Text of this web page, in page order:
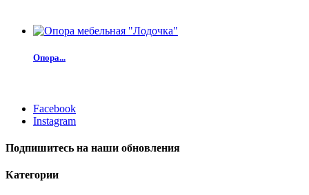
Опора...
Facebook
Instagram
Подпишитесь на наши обновления
Категории